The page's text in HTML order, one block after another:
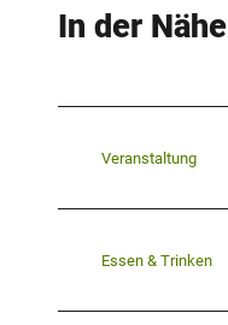
In der Nähe
Veranstaltung
Essen & Trinken